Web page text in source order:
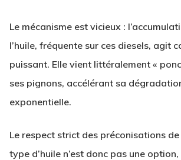
Le mécanisme est vicieux :
l’huile, fréquente sur ces diesels, agit
puissant. Elle vient littéralement «
ses pignons, accélérant sa
exponentielle.
Le respect strict des préconisations
type d’huile n’est donc pas une